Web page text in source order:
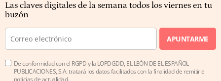
Las claves digitales de la semana todos los viernes en tu
buzón
APUNTARME
De conformidad con el RGPD y la LOPDGDD, EL LEÓN DE EL ESPAÑOL
PUBLICACIONES, S.A. tratará los datos facilitados con la finalidad de remitirle
noticias de actualidad.